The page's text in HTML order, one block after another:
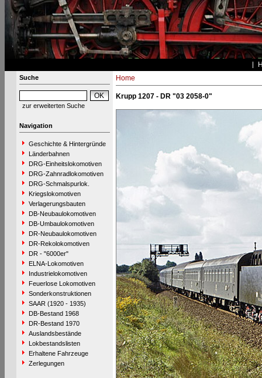
Suche
zur erweiterten Suche
Navigation
Geschichte & Hintergründe
Länderbahnen
DRG-Einheitslokomotiven
DRG-Zahnradlokomotiven
DRG-Schmalspurlok.
Kriegslokomotiven
Verlagerungsbauten
DB-Neubaulokomotiven
DB-Umbaulokomotiven
DR-Neubaulokomotiven
DR-Rekolokomotiven
DR - "6000er"
ELNA-Lokomotiven
Industrielokomotiven
Feuerlose Lokomotiven
Sonderkonstruktionen
SAAR (1920 - 1935)
DB-Bestand 1968
DR-Bestand 1970
Auslandsbestände
Lokbestandslisten
Erhaltene Fahrzeuge
Zerlegungen
Home
Krupp 1207 - DR "03 2058-0"